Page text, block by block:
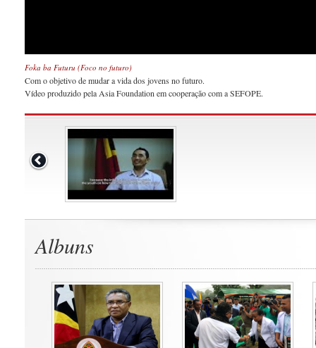
Foka ba Futuru (Foco no futuro)
Com o objetivo de mudar a vida dos jovens no futuro.
Vídeo produzido pela Asia Foundation em cooperação com a SEFOPE.
Albuns